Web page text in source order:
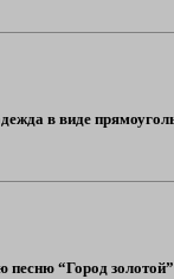
в виде
“Город